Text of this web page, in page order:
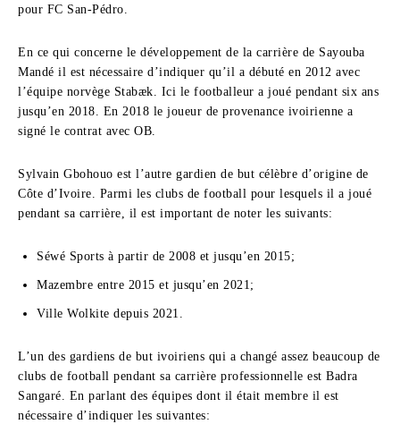
pour FC San-Pédro.
En ce qui concerne le développement de la carrière de Sayouba
Mandé il est nécessaire d’indiquer qu’il a débuté en 2012 avec
l’équipe norvège Stabæk. Ici le footballeur a joué pendant six ans
jusqu’en 2018. En 2018 le joueur de provenance ivoirienne a
signé le contrat avec OB.
Sylvain Gbohouo est l’autre gardien de but célèbre d’origine de
Côte d’Ivoire. Parmi les clubs de football pour lesquels il a joué
pendant sa carrière, il est important de noter les suivants:
Séwé Sports à partir de 2008 et jusqu’en 2015;
Mazembre entre 2015 et jusqu’en 2021;
Ville Wolkite depuis 2021.
L’un des gardiens de but ivoiriens qui a changé assez beaucoup de
clubs de football pendant sa carrière professionnelle est Badra
Sangaré. En parlant des équipes dont il était membre il est
nécessaire d’indiquer les suivantes: